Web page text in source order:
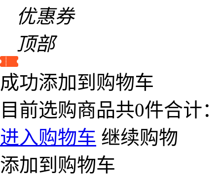
优惠券
顶部
成功添加到购物车
目前选购商品共0件合计：
进入购物车 继续购物
添加到购物车